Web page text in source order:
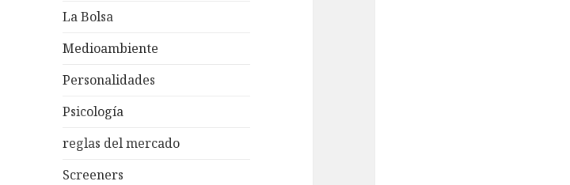
La Bolsa
Medioambiente
Personalidades
Psicología
reglas del mercado
Screeners